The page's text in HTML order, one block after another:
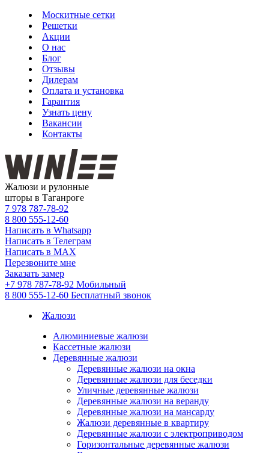
Москитные сетки
Решетки
Акции
О нас
Блог
Отзывы
Дилерам
Оплата и установка
Гарантия
Узнать цену
Вакансии
Контакты
Жалюзи и рулонные
шторы в Таганроге
7 978 787-78-92
8 800 555-12-60
Написать в Whatsapp
Написать в Телеграм
Написать в MAX
Перезвоните мне
Заказать замер
+7 978 787-78-92 Мобильный
8 800 555-12-60 Бесплатный звонок
Жалюзи
Алюминиевые жалюзи
Кассетные жалюзи
Деревянные жалюзи
Деревянные жалюзи на окна
Деревянные жалюзи для беседки
Уличные деревянные жалюзи
Деревянные жалюзи на веранду
Деревянные жалюзи на мансарду
Жалюзи деревянные в квартиру
Деревянные жалюзи с электроприводом
Горизонтальные деревянные жалюзи